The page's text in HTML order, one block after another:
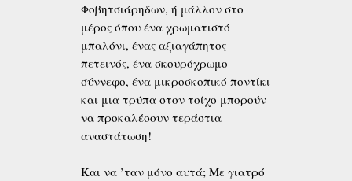
Φοβητσιάρηδων, ή μάλλον στο
μέρος όπου ένα χρωματιστό
μπαλόνι, ένας αξιαγάπητος
πετεινός, ένα σκουρόχρωμο
σύννεφο, ένα μικροσκοπικό ποντίκι
και μια τρύπα στον τοίχο μπορούν
να προκαλέσουν τεράστια
αναστάτωση!
Και να ’ταν μόνο αυτά; Με γιατρό